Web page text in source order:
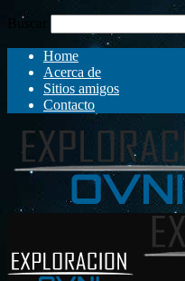
Buscar
Home
Acerca de
Sitios amigos
Contacto